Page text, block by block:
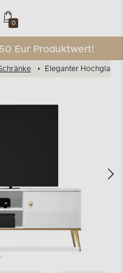
0
Eur Produktwert!
Eleganter Hochglanz-